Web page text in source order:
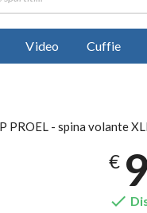
Video Cuffie
- spina volante
€ 9
